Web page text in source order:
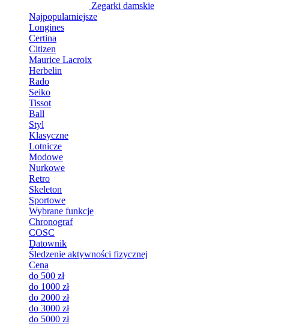
Zegarki damskie
Najpopularniejsze
Longines
Certina
Citizen
Maurice Lacroix
Herbelin
Rado
Seiko
Tissot
Ball
Styl
Klasyczne
Lotnicze
Modowe
Nurkowe
Retro
Skeleton
Sportowe
Wybrane funkcje
Chronograf
COSC
Datownik
Śledzenie aktywności fizycznej
Cena
do 500 zł
do 1000 zł
do 2000 zł
do 3000 zł
do 5000 zł